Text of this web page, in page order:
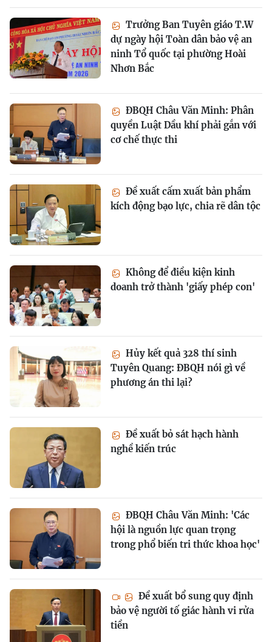
Trưởng Ban Tuyên giáo T.W
dự ngày hội Toàn dân bảo vệ an
ninh Tổ quốc tại phường Hoài
Nhơn Bắc
ĐBQH Châu Văn Minh: Phân
quyền Luật Dầu khí phải gắn với
cơ chế thực thi
Đề xuất cấm xuất bản phẩm
kích động bạo lực, chia rẽ dân tộc
Không để điều kiện kinh
doanh trở thành 'giấy phép con'
Hủy kết quả 328 thí sinh
Tuyên Quang: ĐBQH nói gì về
phương án thi lại?
Đề xuất bỏ sát hạch hành
nghề kiến trúc
ĐBQH Châu Văn Minh: 'Các
hội là nguồn lực quan trọng
trong phổ biến tri thức khoa học'
Đề xuất bổ sung quy định
bảo vệ người tố giác hành vi rửa
tiền